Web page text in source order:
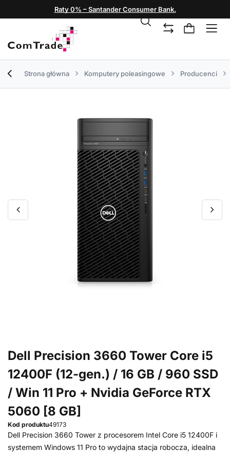
Raty 0% – Santander Consumer Bank.
Strona główna Komputery poleasingowe Producenci
Dell Precision 3660 Tower Core i5
12400F (12-gen.) / 16 GB / 960 SSD
/ Win 11 Pro + Nvidia GeForce RTX
5060 [8 GB]
Kod produktu49173
Dell Precision 3660 Tower z procesorem Intel Core i5 12400F i
systemem Windows 11 Pro to wydajna stacja robocza, idealna